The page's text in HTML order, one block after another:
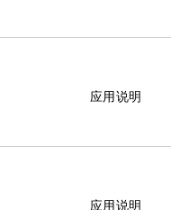
应用说明
应用说明